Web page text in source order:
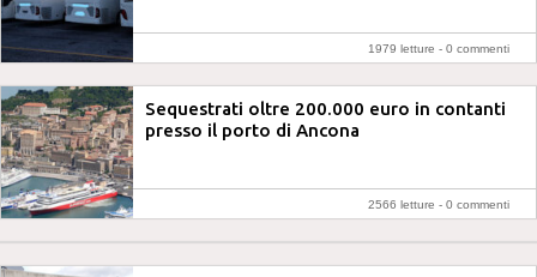
1979 letture - 0 commenti
Sequestrati oltre 200.000 euro in contanti
presso il porto di Ancona
2566 letture - 0 commenti